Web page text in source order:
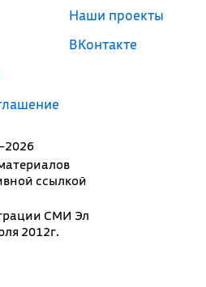
ссылкой
СМИ Эл
2012г.
Наши проекты
ВКонтакте